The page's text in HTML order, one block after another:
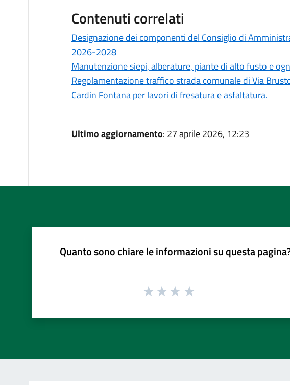
Contenuti correlati
Designazione dei componenti del Consiglio di
2026-2028
Manutenzione siepi, alberature, piante di alto fusto e
Regolamentazione traffico strada comunale di Via
Cardin Fontana per lavori di fresatura e asfaltatura.
Ultimo aggiornamento: 27 aprile 2026, 12:23
Quanto sono chiare le informazioni su questa